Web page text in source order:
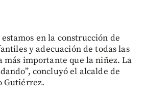
en la construcción de
y adecuación de todas las
más importante que la niñez. La
concluyó el alcalde de
Gutiérrez.